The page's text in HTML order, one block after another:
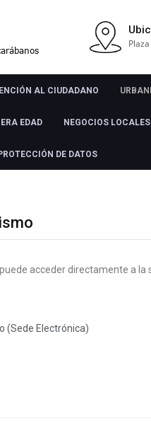
AL CIUDADANO
EDAD NEGOCIOS LOCALES
DE DATOS
acceder directamente a
(Sede Electrónica)